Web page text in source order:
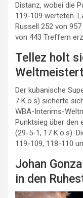
Distanz, wobei die
119-109 werteten.
Russell 252 von
von 443 Treffern
Tellez holt
Der kubanische
7 K.o.s) sicherte
WBA-Interims-
Punktsieg über den
(29-5-1, 17 K.o.s).
119-109, 118-110
Johan
in den